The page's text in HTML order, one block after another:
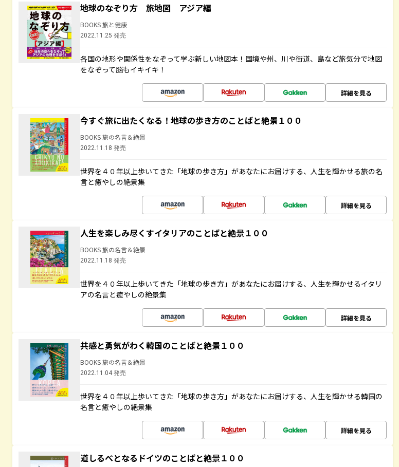
地球のなぞり方 旅地図 アジア編
BOOKS 旅と健康
2022.11.25 発売
各国の地形や関係性をなぞって学ぶ新しい地図本！国境や州、川や街道、島など旅気分で地図
をなぞって脳もイキイキ！
詳細を見る
今すぐ旅に出たくなる！地球の歩き方のことばと絶景１００
BOOKS 旅の名言＆絶景
2022.11.18 発売
世界を４０年以上歩いてきた「地球の歩き方」があなたにお届けする、人生を輝かせる旅の名
言と癒やしの絶景集
詳細を見る
人生を楽しみ尽くすイタリアのことばと絶景１００
BOOKS 旅の名言＆絶景
2022.11.18 発売
世界を４０年以上歩いてきた「地球の歩き方」があなたにお届けする、人生を輝かせるイタリ
アの名言と癒やしの絶景集
詳細を見る
共感と勇気がわく韓国のことばと絶景１００
BOOKS 旅の名言＆絶景
2022.11.04 発売
世界を４０年以上歩いてきた「地球の歩き方」があなたにお届けする、人生を輝かせる韓国の
名言と癒やしの絶景集
詳細を見る
道しるべとなるドイツのことばと絶景１００